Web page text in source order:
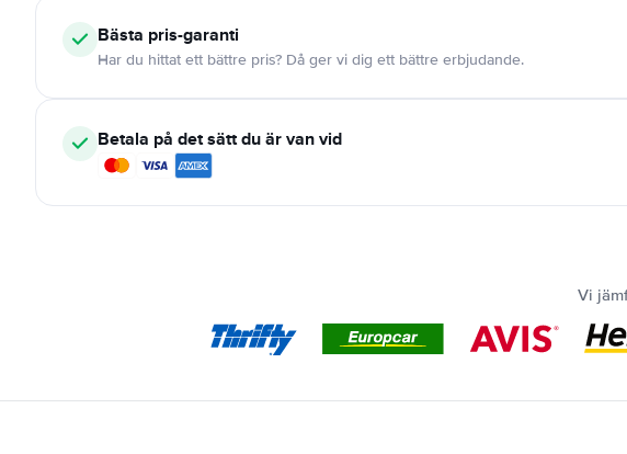
Bästa pris-garanti
Har du hittat ett bättre pris? Då ger vi dig ett bättre erbjudande.
Betala på det sätt du är van vid
Vi